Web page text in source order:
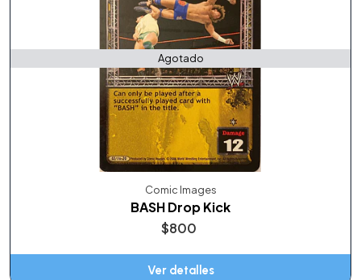
Agotado
Comic Images
BASH Drop Kick
$800
Ver detalles